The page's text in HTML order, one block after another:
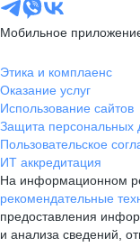
Мобильное
Этика и комплаенс
Оказание услуг
Использование сайтов
Защита персональных
Пользовательское
ИТ аккредитация
На информационном
рекомендательные
предоставления
и анализа сведений,